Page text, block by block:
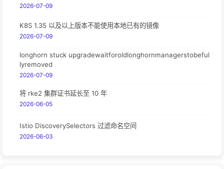
2026-07-09
K8S 1.35 以及以上版本不能使用本地已有的镜像
2026-07-09
longhorn stuck upgradewaitforoldlonghornmanagerstobeful
lyremoved
2026-07-09
将 rke2 集群证书延长至 10 年
2026-06-05
Istio DiscoverySelectors 过滤命名空间
2026-06-03